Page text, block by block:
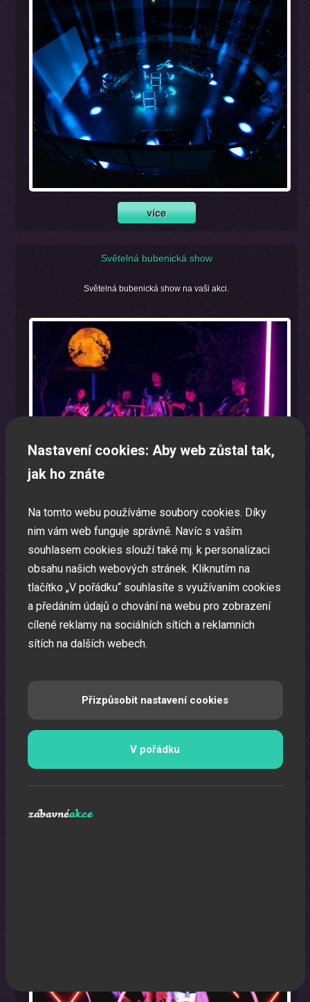
Světelná bubenická show
Světelná bubenická show na vaši akci.
Elvis Presley show
Profesionální show krále rock&rollu Elvise Presleyho.
Nastavení cookies: Aby web zůstal tak,
jak ho znáte
Na tomto webu používáme soubory cookies. Díky
nim vám web funguje správně. Navíc s vaším
souhlasem cookies slouží také mj. k personalizaci
obsahu našich webových stránek. Kliknutím na
tlačítko „V pořádku“ souhlasíte s využívaním cookies
a předáním údajů o chování na webu pro zobrazení
cílené reklamy na sociálních sítích a reklamních
sítích na dalších webech.
Přizpůsobit nastavení cookies
V pořádku